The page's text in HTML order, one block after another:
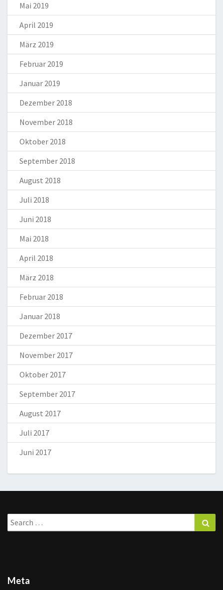
Mai 2019
April 2019
März 2019
Februar 2019
Januar 2019
Dezember 2018
November 2018
Oktober 2018
September 2018
August 2018
Juli 2018
Juni 2018
Mai 2018
April 2018
März 2018
Februar 2018
Januar 2018
Dezember 2017
November 2017
Oktober 2017
September 2017
August 2017
Juli 2017
Juni 2017
Search
for:
Meta